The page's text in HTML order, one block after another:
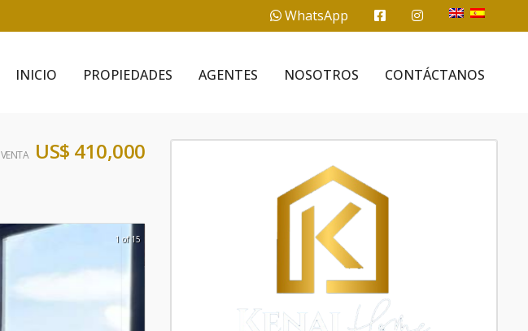
WhatsApp
INICIO PROPIEDADES AGENTES NOSOTROS CONTÁCTANOS
VENTA US$ 410,000
1 of 15